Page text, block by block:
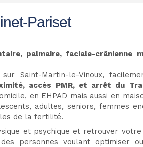
Pariset
palmaire, faciale-crânienne
Saint-Martin-le-Vinoux,
accès PMR, et arrêt du
en EHPAD mais aussi en
adultes, seniors, femmes
de la fertilité.
et psychique et retrouver
personnes voulant optimiser